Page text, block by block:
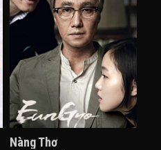
Nàng Thơ